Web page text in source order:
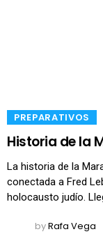
​PREPARATIVOS
Historia de la
La historia de la
conectada a Fred
holocausto judío.
byRafa Vega